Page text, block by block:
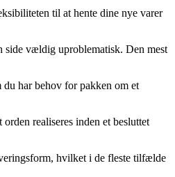
til at hente dine nye varer
side vældig uproblematisk. Den mest
har behov for pakken om et
realiseres inden et besluttet
hvilket i de fleste tilfælde